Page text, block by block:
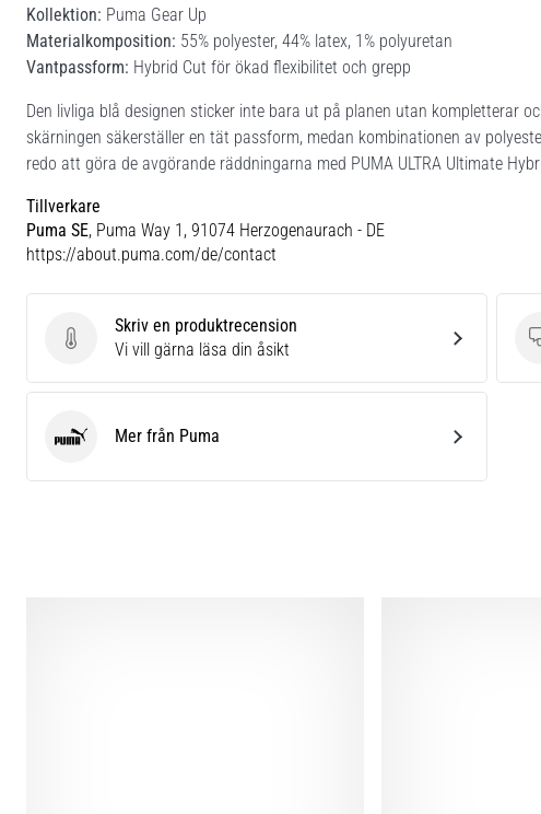
Kollektion: Puma Gear Up
Materialkomposition: 55% polyester, 44% latex, 1% polyuretan
Vantpassform: Hybrid Cut för ökad flexibilitet och grepp
Den livliga blå designen sticker inte bara ut på planen utan kompletterar
skärningen säkerställer en tät passform, medan kombinationen av
redo att göra de avgörande räddningarna med PUMA ULTRA Ultimate
Tillverkare
Puma SE, Puma Way 1, 91074 Herzogenaurach - DE
https://about.puma.com/de/contact
Skriv en produktrecension
Skriv en produktrecension
Vi vill gärna läsa din åsikt
Puma Mer från Puma